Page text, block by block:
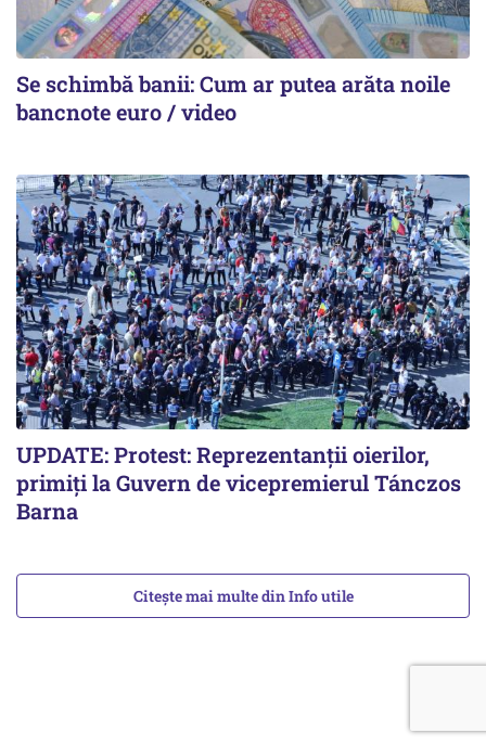
Se schimbă banii: Cum ar putea arăta noile
bancnote euro / video
UPDATE: Protest: Reprezentanții oierilor,
primiți la Guvern de vicepremierul Tánczos
Barna
Citește mai multe din Info utile